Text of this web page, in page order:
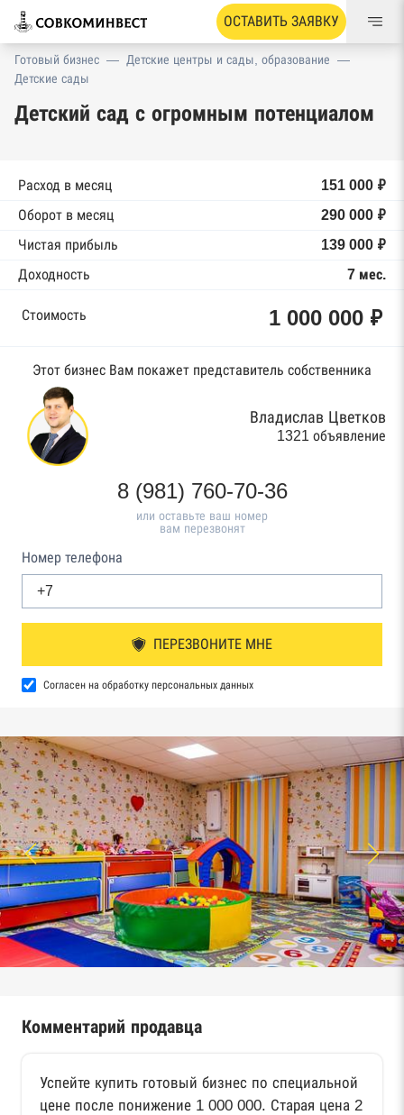
ОСТАВИТЬ ЗАЯВКУ
Готовый бизнес — Детские центры и сады, образование —
Детские сады
Детский сад с огромным потенциалом
Расход в месяц
151 000 ₽
Оборот в месяц
290 000 ₽
Чистая прибыль
139 000 ₽
Доходность
7 мес.
Стоимость 1 000 000 ₽
Этот бизнес Вам покажет представитель собственника
Владислав Цветков
1321 объявление
8 (981) 760-70-36
или оставьте ваш номер
вам перезвонят
Номер телефона
ПЕРЕЗВОНИТЕ МНЕ
Согласен на обработку персональных данных
Комментарий продавца
Успейте купить готовый бизнес по специальной
цене после понижение 1 000 000. Старая цена 2